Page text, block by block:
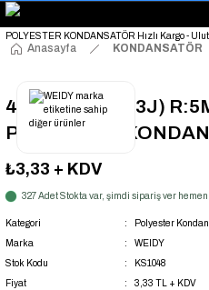
"Saat 14:00'a Kadar Verilen
"Binlerce Ürün Çeşitliliği
"Toptan Fiyatına Perakende
Anasayfa KONDANSATÖR
47NF 100V (473J)
POLYESTER
₺3,33 + KDV
327 Adet Stokta var, şimdi sipariş ver
Kategori
Polyester
Marka
WEIDY
Stok Kodu
KS1048
Fiyat
3,33 TL + KDV